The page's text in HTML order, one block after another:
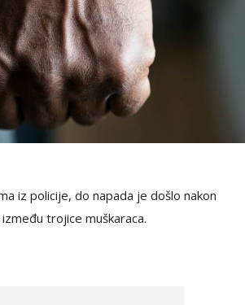
iz policije, do napada je došlo nakon
trojice muškaraca.